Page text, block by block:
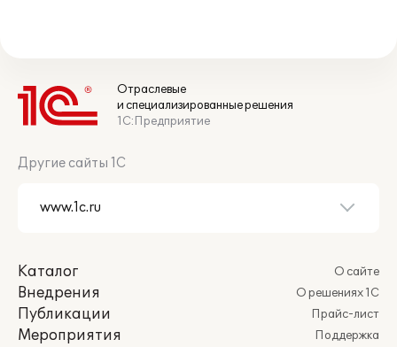
Отраслевые
и специализированные решения
1С:Предприятие
Другие сайты 1С
Каталог
Внедрения
Публикации
Мероприятия
О сайте
О решениях 1С
Прайс-лист
Поддержка